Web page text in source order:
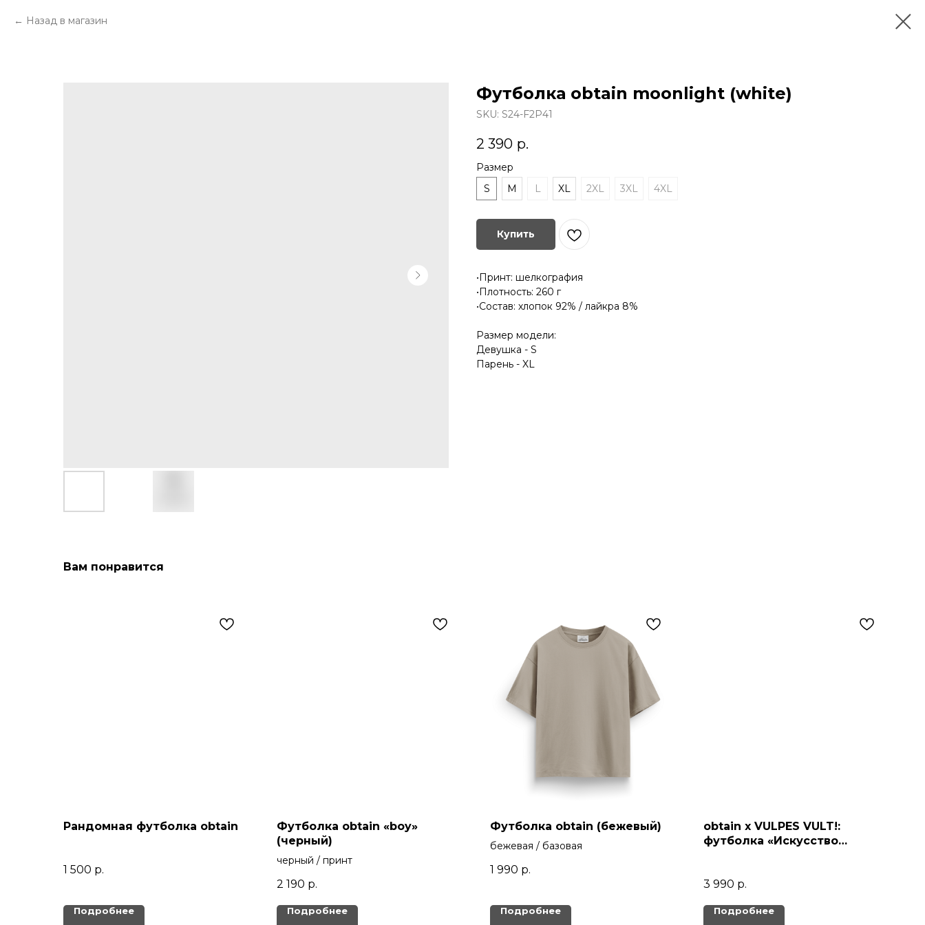
Назад в магазин
Футболка obtain moonlight (white)
SKU: S24-F2P41
2 390 р.
Размер
S
M L XL 2XL 3XL 4XL
Купить
•Принт: шелкография
•Плотность: 260 г
•Состав: хлопок 92% / лайкра 8%
Размер модели:
Девушка - S
Парень - XL
Вам понравится
Рандомная футболка obtain
1 500 р.
Подробнее
Футболка obtain «boy»
(черный)
черный / принт
2 190 р.
Подробнее
Футболка obtain (бежевый)
бежевая / базовая
1 990 р.
Подробнее
obtain х VULPES VULT!:
футболка «Искусство
3 990 р.
Подробнее